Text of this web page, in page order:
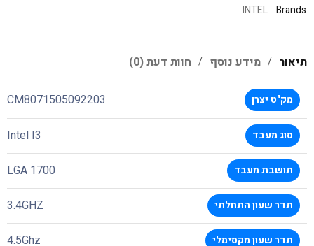
Brands:
INTEL
תיאור מידע נוסף חוות דעת (0)
מק"ט יצרן CM8071505092203
סוג מעבד Intel I3
תושבת מעבד LGA 1700
תדר שעון התחלתי 3.4GHZ
תדר שעון מקסימלי 4.5Ghz